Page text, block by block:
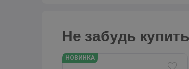
Не забудь купить
НОВИНКА